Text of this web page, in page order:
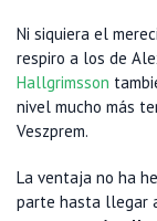
Ni siquiera el
respiro a los de
Hallgrimsson
nivel mucho más
Veszprem.
La ventaja no ha
parte hasta llegar